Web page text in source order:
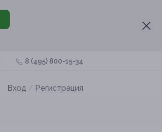
8 (495) 800-15-34
Вход / Регистрация